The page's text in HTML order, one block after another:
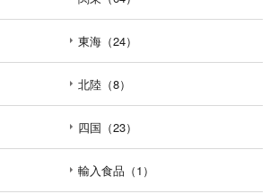
東海（24）
北陸（8）
四国（23）
輸入食品（1）